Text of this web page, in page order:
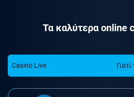
Τα καλύτερα online
Casino Live